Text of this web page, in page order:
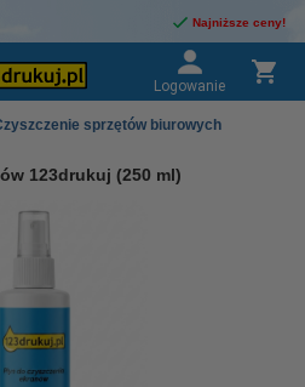
Najniższe ceny!
Logowanie
sprzętów biurowych
123drukuj (250 ml)